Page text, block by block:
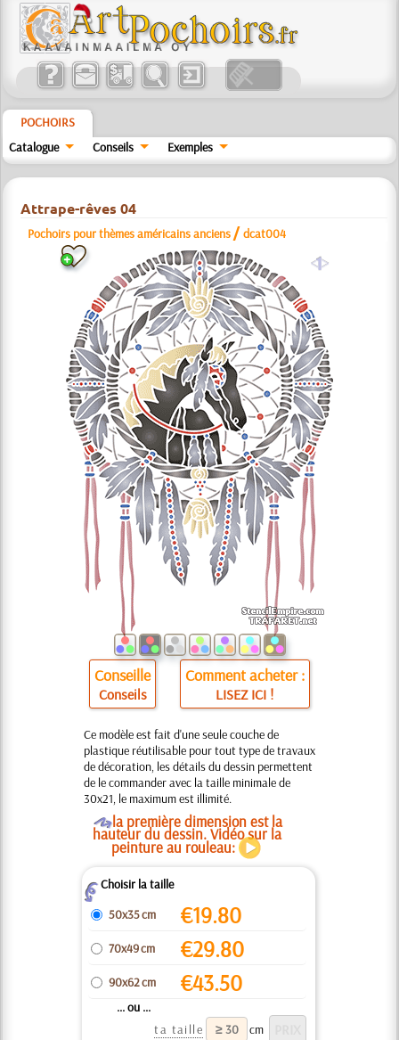
POCHOIRS
Catalogue
Conseils Exemples
Attrape-rêves 04
Pochoirs pour thèmes américains anciens /dcat004
a
Conseille
Conseils
Comment acheter :
LISEZ ICI !
Ce modèle est fait d'une seule couche de
plastique réutilisable pour tout type de travaux
de décoration, les détails du dessin permettent
de le commander avec la taille minimale de
30x21, le maximum est illimité.
Ola première dimension est la
hauteur du dessin. Vidéo sur la
peinture au rouleau:
ZChoisir la taille
50x35 cm
€19.80
70x49 cm €29.80
90x62 cm €43.50
... ou ...
ta taille
cm